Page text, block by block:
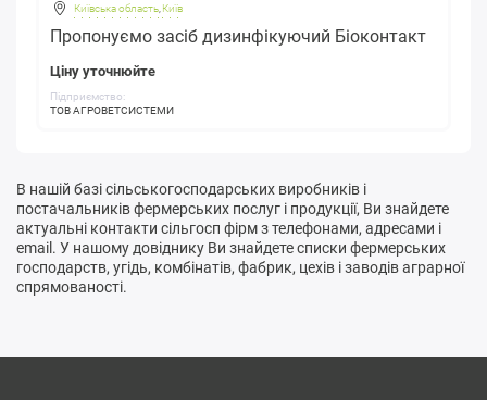
Київська область, Київ
Пропонуємо засіб дизинфікуючий Біоконтакт
Ціну уточнюйте
Підприємство:
ТОВ АГРОВЕТСИСТЕМИ
В нашій базі сільськогосподарських виробників і
постачальників фермерських послуг і продукції, Ви знайдете
актуальні контакти сільгосп фірм з телефонами, адресами і
email. У нашому довіднику Ви знайдете списки фермерських
господарств, угідь, комбінатів, фабрик, цехів і заводів аграрної
спрямованості.